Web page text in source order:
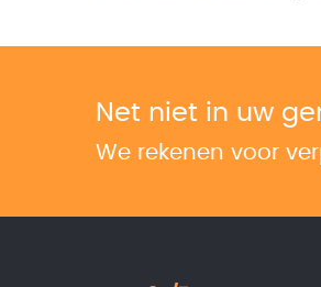
Net niet in uw
We rekenen voor